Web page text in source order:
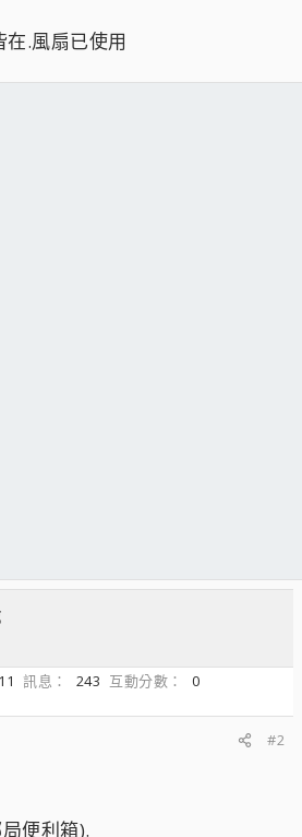
.風扇已使用
訊息 243 互動分數
0
#2
便利箱).